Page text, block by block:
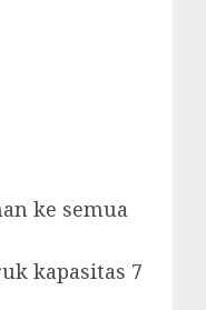
ke semua
kapasitas 7